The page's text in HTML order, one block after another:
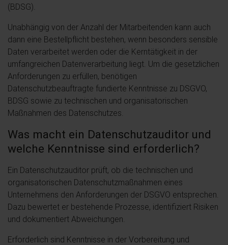
(BDSG).
Unabhängig von der Anzahl der Mitarbeitenden kann auch
dann eine Bestellpflicht bestehen, wenn besonders sensible
Daten verarbeitet werden oder die Kerntätigkeit in der
umfangreichen Datenverarbeitung liegt. Um die gesetzlichen
Anforderungen zu erfüllen, benötigen
Datenschutzbeauftragte fundierte Kenntnisse zu DSGVO,
BDSG sowie zu technischen und organisatorischen
Maßnahmen des Datenschutzes.
Was macht ein Datenschutzauditor und
welche Kenntnisse sind erforderlich?
Ein Datenschutzauditor prüft, ob die technischen und
organisatorischen Datenschutzmaßnahmen eines
Unternehmens den Anforderungen der DSGVO entsprechen.
Dazu bewertet er bestehende Prozesse, identifiziert Risiken
und dokumentiert Abweichungen.
Erforderlich sind Kenntnisse in der Vorbereitung und